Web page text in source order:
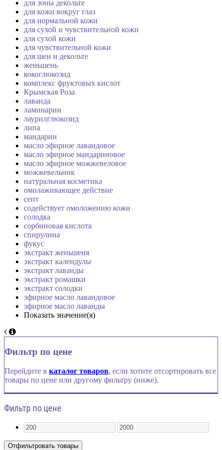
для зоны декольте
для кожи вокруг глаз
для нормальной кожи
для сухой и чувствительной кожи
для сухой кожи
для чувствительной кожи
для шеи и декольте
женьшень
кокоглюкозид
комплекс фруктовых кислот
Крымская Роза
лаванда
ламинарии
лаурилглюкозид
липа
мандарин
масло эфирное лавандовое
масло эфирное мандариновое
масло эфирное можжевеловое
можжевельник
натуральная косметика
омолаживающее действие
септ
содействует омоложению кожи
солодка
сорбиновая кислота
спирулина
фукус
экстракт женьшеня
экстракт календулы
экстракт лаванды
экстракт ромашки
экстракт солодки
эфирное масло лавандовое
эфирное масло лаванды
Показать значение(я)
Фильтр по цене
Перейдите в каталог товаров, если хотите отсортировать все
товары по цене или другому фильтру (ниже).
Фильтр по цене